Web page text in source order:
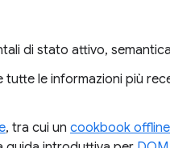
di stato attivo,
le informazioni più
, tra cui un cookbook offline